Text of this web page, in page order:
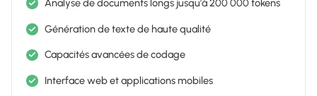
Analyse de documents longs jusqu'à 200 000 tokens
Génération de texte de haute qualité
Capacités avancées de codage
Interface web et applications mobiles